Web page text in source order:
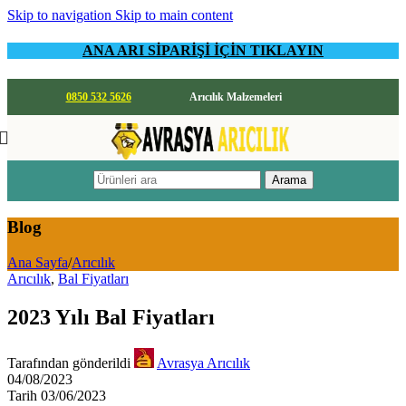
Skip to navigation Skip to main content
ANA ARI SİPARİŞİ İÇİN TIKLAYIN
0850 532 5626 Arıcılık Malzemeleri
Arama
Blog
Ana Sayfa/Arıcılık
Arıcılık, Bal Fiyatları
2023 Yılı Bal Fiyatları
Tarafından gönderildi
Avrasya Arıcılık
04/08/2023
Tarih 03/06/2023